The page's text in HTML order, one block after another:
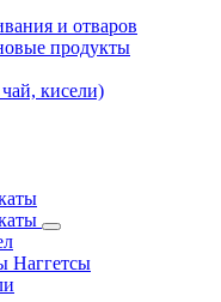
и отваров
продукты
кисели)
Наггетсы